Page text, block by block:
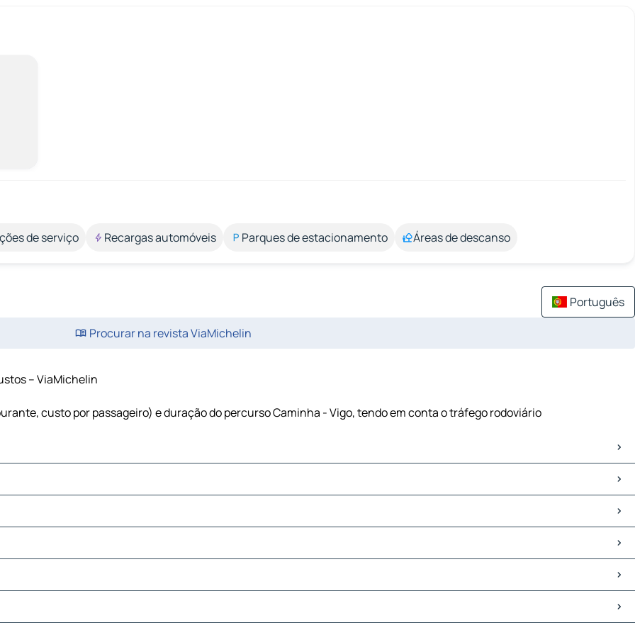
de serviço Recargas automóveis Parques de estacionamento Áreas de descanso
Português
Procurar na revista ViaMichelin
– ViaMichelin
custo por passageiro) e duração do percurso Caminha - Vigo, tendo em conta o tráfego rodoviário